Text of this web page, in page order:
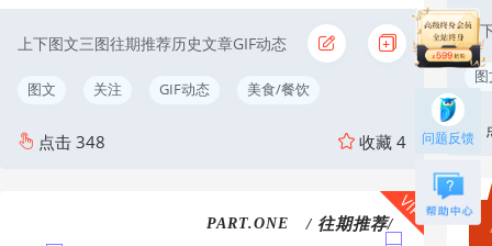
上下图文三图往期推荐历史文章GIF动态
图文 关注 GIF动态 美食/餐饮
点击 348 收藏 4
PART.ONE / 往期推荐/
VIP
上
问题反馈